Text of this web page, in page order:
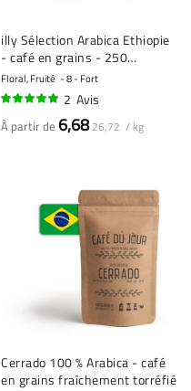
illy Sélection Arabica Ethiopie
- café en grains - 250
grammes
Floral, Fruité 8 - Fort
2 Avis
À partir de 6,68 26,72 / kg
Cerrado 100 % Arabica - café
en grains fraîchement torréfié